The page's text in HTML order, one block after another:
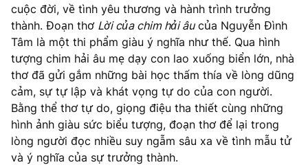
cuộc đời, về tình yêu thương và hành trình trưởng
thành. Đoạn thơ Lời của chim hải âucủa Nguyễn Đình
Tâm là một thi phẩm giàu ý nghĩa như thế. Qua hình
tượng chim hải âu mẹ dạy con lao xuống biển lớn, nhà
thơ đã gửi gắm những bài học thấm thía về lòng dũng
cảm, sự tự lập và khát vọng tự do của con người.
Bằng thể thơ tự do, giọng điệu tha thiết cùng những
hình ảnh giàu sức biểu tượng, đoạn thơ để lại trong
lòng người đọc nhiều suy ngẫm sâu xa về tình mẫu tử
và ý nghĩa của sự trưởng thành.